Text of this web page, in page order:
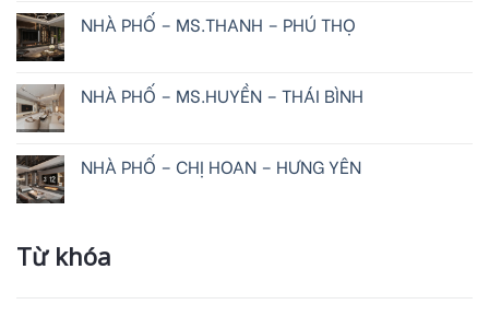
NHÀ PHỐ – MS.THANH – PHÚ THỌ
NHÀ PHỐ – MS.HUYỀN – THÁI BÌNH
NHÀ PHỐ – CHỊ HOAN – HƯNG YÊN
Từ khóa